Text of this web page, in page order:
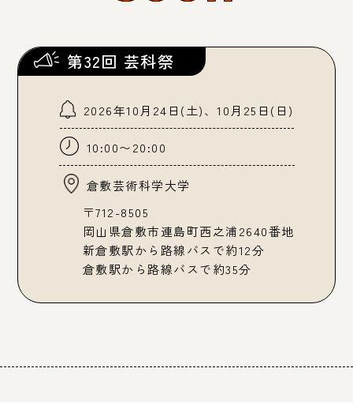
第32回 芸科祭
2026年10月24日(土)、10月25日(日)
10:00〜20:00
倉敷芸術科学大学
〒712-8505
岡山県倉敷市連島町西之浦2640番地
新倉敷駅から路線バスで約12分
倉敷駅から路線バスで約35分